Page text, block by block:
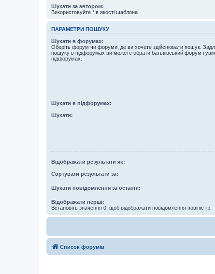
Шукати за автором:
Використовуйте * в якості шаблона
ПАРАМЕТРИ ПОШУКУ
Шукати в форумах:
Оберіть форум чи форуми, де ви хочете здійснювати пошук.
пошуку в підфорумах ви можете обрати батьківський форум і
підфорумах.
Шукати в підфорумах:
Шукати:
Відображати результати як:
Сортувати результати за:
Шукати повідомлення за останні:
Відображати перші:
Встановіть значення 0, щоб відображати повідомлення повіністю.
Список форумів